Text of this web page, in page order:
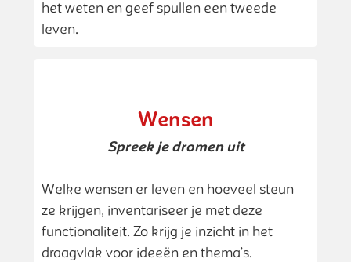
het weten en geef spullen een tweede
leven.
Wensen
Spreek je dromen uit
Welke wensen er leven en hoeveel steun
ze krijgen, inventariseer je met deze
functionaliteit. Zo krijg je inzicht in het
draagvlak voor ideeën en thema’s.